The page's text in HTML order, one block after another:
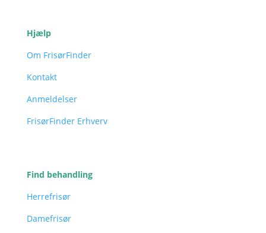
Hjælp
Om FrisørFinder
Kontakt
Anmeldelser
FrisørFinder Erhverv
Find behandling
Herrefrisør
Damefrisør